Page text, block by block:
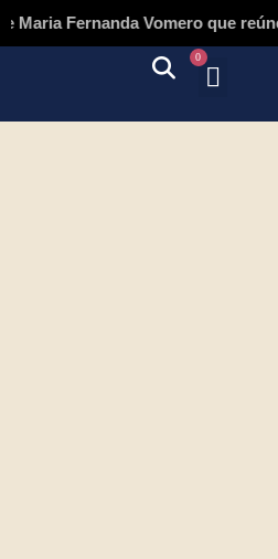
Fernanda Vomero que reúne
0